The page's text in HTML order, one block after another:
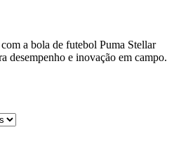
a bola de futebol Puma Stellar
desempenho e inovação em campo.